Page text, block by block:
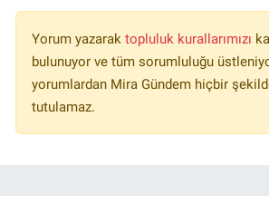
Yorum yazarak topluluk kurallarımızı
bulunuyor ve tüm sorumluluğu
yorumlardan Mira Gündem hiçbir
tutulamaz.